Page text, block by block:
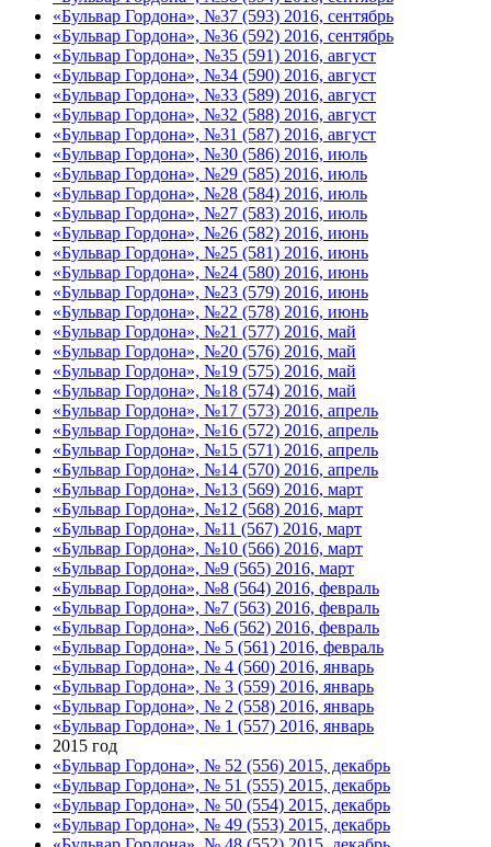
«Бульвар Гордона», №37 (593) 2016, сентябрь
«Бульвар Гордона», №36 (592) 2016, сентябрь
«Бульвар Гордона», №35 (591) 2016, август
«Бульвар Гордона», №34 (590) 2016, август
«Бульвар Гордона», №33 (589) 2016, август
«Бульвар Гордона», №32 (588) 2016, август
«Бульвар Гордона», №31 (587) 2016, август
«Бульвар Гордона», №30 (586) 2016, июль
«Бульвар Гордона», №29 (585) 2016, июль
«Бульвар Гордона», №28 (584) 2016, июль
«Бульвар Гордона», №27 (583) 2016, июль
«Бульвар Гордона», №26 (582) 2016, июнь
«Бульвар Гордона», №25 (581) 2016, июнь
«Бульвар Гордона», №24 (580) 2016, июнь
«Бульвар Гордона», №23 (579) 2016, июнь
«Бульвар Гордона», №22 (578) 2016, июнь
«Бульвар Гордона», №21 (577) 2016, май
«Бульвар Гордона», №20 (576) 2016, май
«Бульвар Гордона», №19 (575) 2016, май
«Бульвар Гордона», №18 (574) 2016, май
«Бульвар Гордона», №17 (573) 2016, апрель
«Бульвар Гордона», №16 (572) 2016, апрель
«Бульвар Гордона», №15 (571) 2016, апрель
«Бульвар Гордона», №14 (570) 2016, апрель
«Бульвар Гордона», №13 (569) 2016, март
«Бульвар Гордона», №12 (568) 2016, март
«Бульвар Гордона», №11 (567) 2016, март
«Бульвар Гордона», №10 (566) 2016, март
«Бульвар Гордона», №9 (565) 2016, март
«Бульвар Гордона», №8 (564) 2016, февраль
«Бульвар Гордона», №7 (563) 2016, февраль
«Бульвар Гордона», №6 (562) 2016, февраль
«Бульвар Гордона», № 5 (561) 2016, февраль
«Бульвар Гордона», № 4 (560) 2016, январь
«Бульвар Гордона», № 3 (559) 2016, январь
«Бульвар Гордона», № 2 (558) 2016, январь
«Бульвар Гордона», № 1 (557) 2016, январь
2015 год
«Бульвар Гордона», № 52 (556) 2015, декабрь
«Бульвар Гордона», № 51 (555) 2015, декабрь
«Бульвар Гордона», № 50 (554) 2015, декабрь
«Бульвар Гордона», № 49 (553) 2015, декабрь